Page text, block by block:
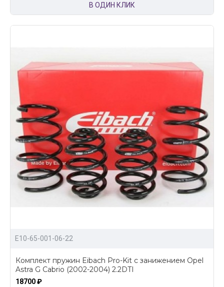
В ОДИН КЛИК
E10-65-001-06-22
Комплект пружин Eibach Pro-Kit с занижением Opel
Astra G Cabrio (2002-2004) 2.2DTI
18700 ₽